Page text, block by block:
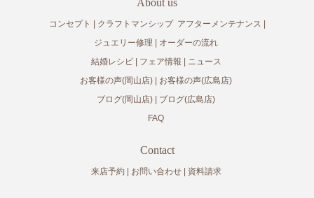
コンセプト クラフトマンシップ アフターメンテナンス
ジュエリー修理
オーダーの流れ
結婚レシピ
フェア情報
ニュース
お客様の声(岡山店)
お客様の声(広島店)
ブログ(岡山店)
ブログ(広島店)
FAQ
Contact
来店予約 お問い合わせ 資料請求